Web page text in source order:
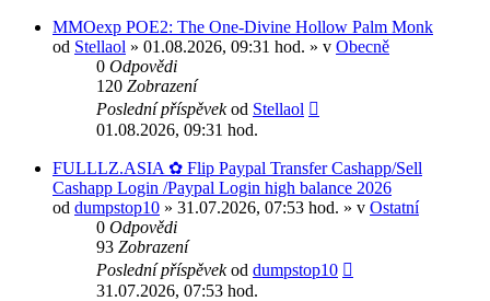
MMOexp POE2: The One-Divine Hollow Palm Monk
od Stellaol » 01.08.2026, 09:31 hod. » v Obecně
0 Odpovědi
120 Zobrazení
Poslední příspěvekod Stellaol
01.08.2026, 09:31 hod.
FULLLZ.ASIA ✿ Flip Paypal Transfer Cashapp/Sell
Cashapp Login /Paypal Login high balance 2026
od dumpstop10 » 31.07.2026, 07:53 hod. » v Ostatní
0 Odpovědi
93 Zobrazení
Poslední příspěvekod dumpstop10
31.07.2026, 07:53 hod.